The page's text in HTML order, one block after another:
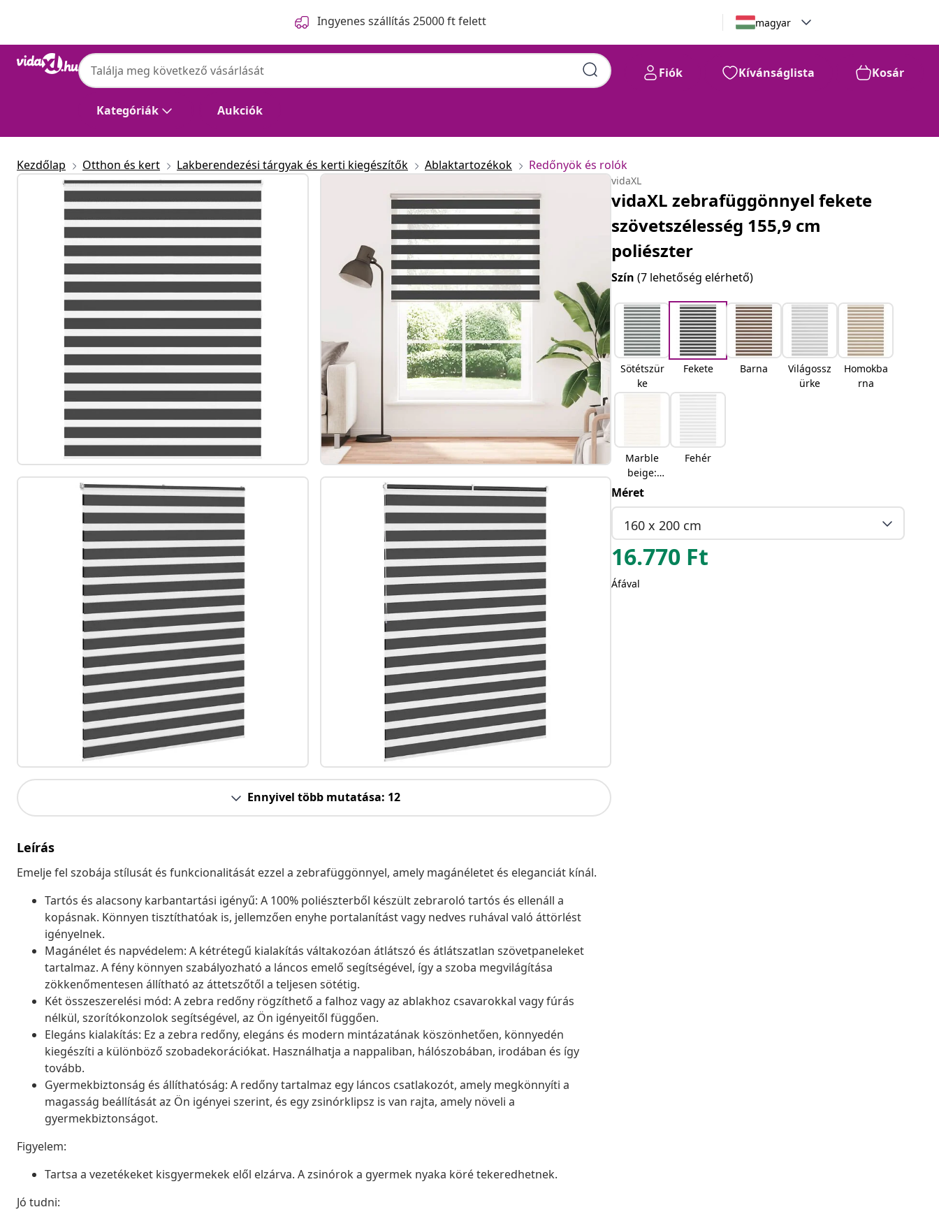
Ingyenes szállítás 25000 ft felett magyar
Kategóriák Aukciók
Fiók Kívánságlista Kosár
Kezdőlap Otthon és kert Lakberendezési tárgyak és kerti kiegészítők Ablaktartozékok Redőnyök és rolók
Ennyivel több mutatása: 12
Leírás
Emelje fel szobája stílusát és funkcionalitását ezzel a zebrafüggönnyel, amely magánéletet és eleganciát kínál.
Tartós és alacsony karbantartási igényű: A 100% poliészterből készült zebraroló tartós és ellenáll a
kopásnak. Könnyen tisztíthatóak is, jellemzően enyhe portalanítást vagy nedves ruhával való áttörlést
igényelnek.
Magánélet és napvédelem: A kétrétegű kialakítás váltakozóan átlátszó és átlátszatlan szövetpaneleket
tartalmaz. A fény könnyen szabályozható a láncos emelő segítségével, így a szoba megvilágítása
zökkenőmentesen állítható az áttetszőtől a teljesen sötétig.
Két összeszerelési mód: A zebra redőny rögzíthető a falhoz vagy az ablakhoz csavarokkal vagy fúrás
nélkül, szorítókonzolok segítségével, az Ön igényeitől függően.
Elegáns kialakítás: Ez a zebra redőny, elegáns és modern mintázatának köszönhetően, könnyedén
kiegészíti a különböző szobadekorációkat. Használhatja a nappaliban, hálószobában, irodában és így
tovább.
Gyermekbiztonság és állíthatóság: A redőny tartalmaz egy láncos csatlakozót, amely megkönnyíti a
magasság beállítását az Ön igényei szerint, és egy zsinórklipsz is van rajta, amely növeli a
gyermekbiztonságot.
Figyelem:
Tartsa a vezetékeket kisgyermekek elől elzárva. A zsinórok a gyermek nyaka köré tekeredhetnek.
Jó tudni:
vidaXL
vidaXL zebrafüggönnyel fekete
szövetszélesség 155,9 cm
poliészter
Szín(7 lehetőség elérhető)
Sötétszür
ke
Fekete Barna
Világossz
ürke
Homokba
rna
Marble
beige:
Márvány
Fehér
Méret
160 x 200 cm
16.770 Ft
Áfával